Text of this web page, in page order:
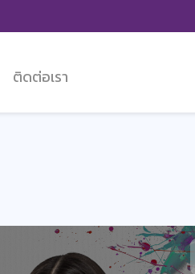
ติดต่อเรา